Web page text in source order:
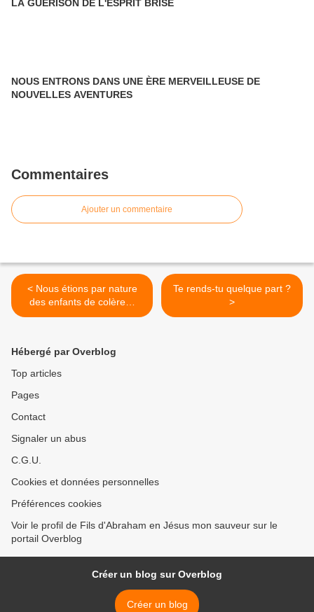
LA GUÉRISON DE L'ESPRIT BRISÉ
NOUS ENTRONS DANS UNE ÈRE MERVEILLEUSE DE
NOUVELLES AVENTURES
Commentaires
Ajouter un commentaire
< Nous étions par nature
des enfants de colère…
Te rends-tu quelque part ?
>
Hébergé par Overblog
Top articles
Pages
Contact
Signaler un abus
C.G.U.
Cookies et données personnelles
Préférences cookies
Voir le profil de Fils d'Abraham en Jésus mon sauveur sur le
portail Overblog
Créer un blog sur Overblog
Créer un blog